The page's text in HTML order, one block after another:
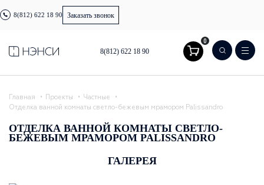
8(812) 622 18 90 Заказать звонок
8(812) 622 18 90
0
Главная Проекты
Частные
Отделка ванной комнаты светло-бежевым мрамором Palissandro
ОТДЕЛКА ВАННОЙ КОМНАТЫ СВЕТЛО-
БЕЖЕВЫМ МРАМОРОМ PALISSANDRO
ГАЛЕРЕЯ